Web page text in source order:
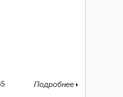
Подробнее